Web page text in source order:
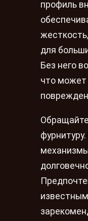
профиль
для
Без него
что может